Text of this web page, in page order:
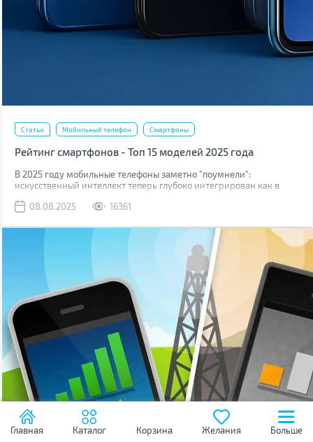
Статьи Мобильный телефон Смартфоны
Рейтинг смартфонов - Топ 15 моделей 2025 года
В 2025 году мобильные телефоны заметно "поумнели":
искусственный интеллект теперь глубоко интегрирован как в
процессоров.
08.08.2025 16361
Главная Каталог Корзина Желания Больше